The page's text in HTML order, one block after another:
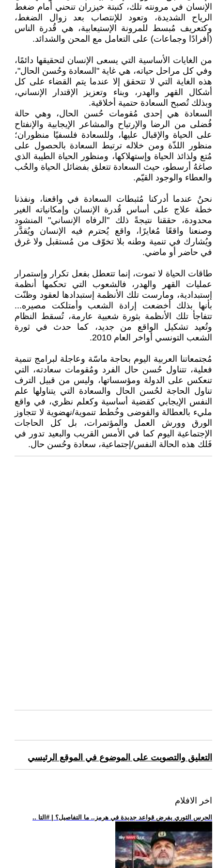
الإنسان في مرونته تلك، كنبتة خيزران تنحني أمام ضغط
الرياح الشديدة، وتعود للإنتصاب بعد زوال الضغط،
وكتعريف مُبسط للمرونة الإستيعابية، هي قُدرة الناس
(أفرادًا وجماعات) على التعامل مع المحن والشدائد.
من الغايات الأساسية التي يسعى الإنسان لتحقيقها دائمًا،
وفي كل مراحل حياته، هي غاية "السعادة وحُسن الحال"،
هذه الغاية التي لا تتحقق إلا عندما يتم القضاء على كل
أشكال القهر والهدر، وبناء وتعزيز الإقتدار الإنساني،
وبذلك تُصبح السعادة حتمية أخلاقية.
السعادة هي إحدى مُقومات حُسن الحال، وهي حالة
فُضلى من الرضا والإرتياح والمشاعر الإيجابية والإنفتاح
على الحياة والإقبال عليها، وللسعادة فلسفيًا منظوران؛
منظور اللذّة ومن خلاله ترتبط السعادة بالحصول على
مُتع ولذائذ الحياة وإستهلاكها، ومنظور الحياة الطيبة الذي
صاغهُ أرسطو، حيث السعادة تتعلق بفضائل الحياة والحُب
والعطاء والوجود القيّم.
نحنُ عندما أدركنا مُثبطات السعادة في واقعنا، ونفذنا
خطة علاج على أساس قُدرة الإنسان وإمكانياته الغير
محدودة، حققنا نتيجةً ذلك "الرفاه الإنساني" المنشود
وصنعنا واقعًا مُغايرًا، واقع يُحترم فيه الإنسان ويُقدَّر
ويُشارك في تنمية وطنه بلا تخوّف من مُستقبل ولا غرق
في حاضر أو ماضي.
طاقات الحياة لا تموت، إنما تتعطل بفعل تكرار وإستمرار
عمليات القهر والهدر، فالشعوب التي تحكمها أنظمة
إستبدادية، ومارست تلك الأنظمة إستبدادها لعقود وظنّت
بأنها بذلك أخضعت إرادة الشعب وأمتلكت مصيره...
تتفاجأ تلك الأنظمة بثورة شعبية عارمة، تُسقط النظام
وتُعيد تشكيل الواقع من جديد، كما حدث في ثورة
الشعب التونسي أواخر العام 2010.
مُجتمعاتنا العربية اليوم بحاجة ماسّة وعاجلة لبرامج تنمية
فعلية، تتناول حُسن حال الفرد ومُقومات سعادته، التي
تنعكس على الدولة ومؤسساتها، وليس من قبيل الترف
تناول الحاجة لحُسن الحال والسعادة التي يتناولها علم
النفس الإيجابي كقضية أساسية وكعلم نظري، في واقع
مليء بالعطالة والفوضى وخُطط تنموية/نهضوية لا تتجاوز
الورق وورش العمل والمؤتمرات، بل كل الحاجات
الإجتماعية اليوم كما في الأمس القريب والبعيد تدور في
فَلك هذه الحالة النفس/إجتماعية، سعادة وحُسن حال.
التعليق والتصويت على الموضوع في الموقع الرئيسي
اخر الافلام
.. الحرس الثوري يفرض قواعد جديدة في هرمز.. ما التفاصيل؟ | #التا